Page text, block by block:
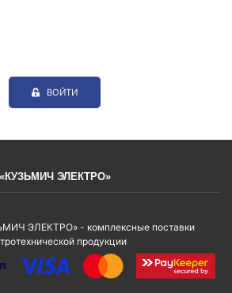
ВОЙТИ
«КУЗЬМИЧ ЭЛЕКТРО»
ЭЛЕКТРО» - комплексные поставки
продукции